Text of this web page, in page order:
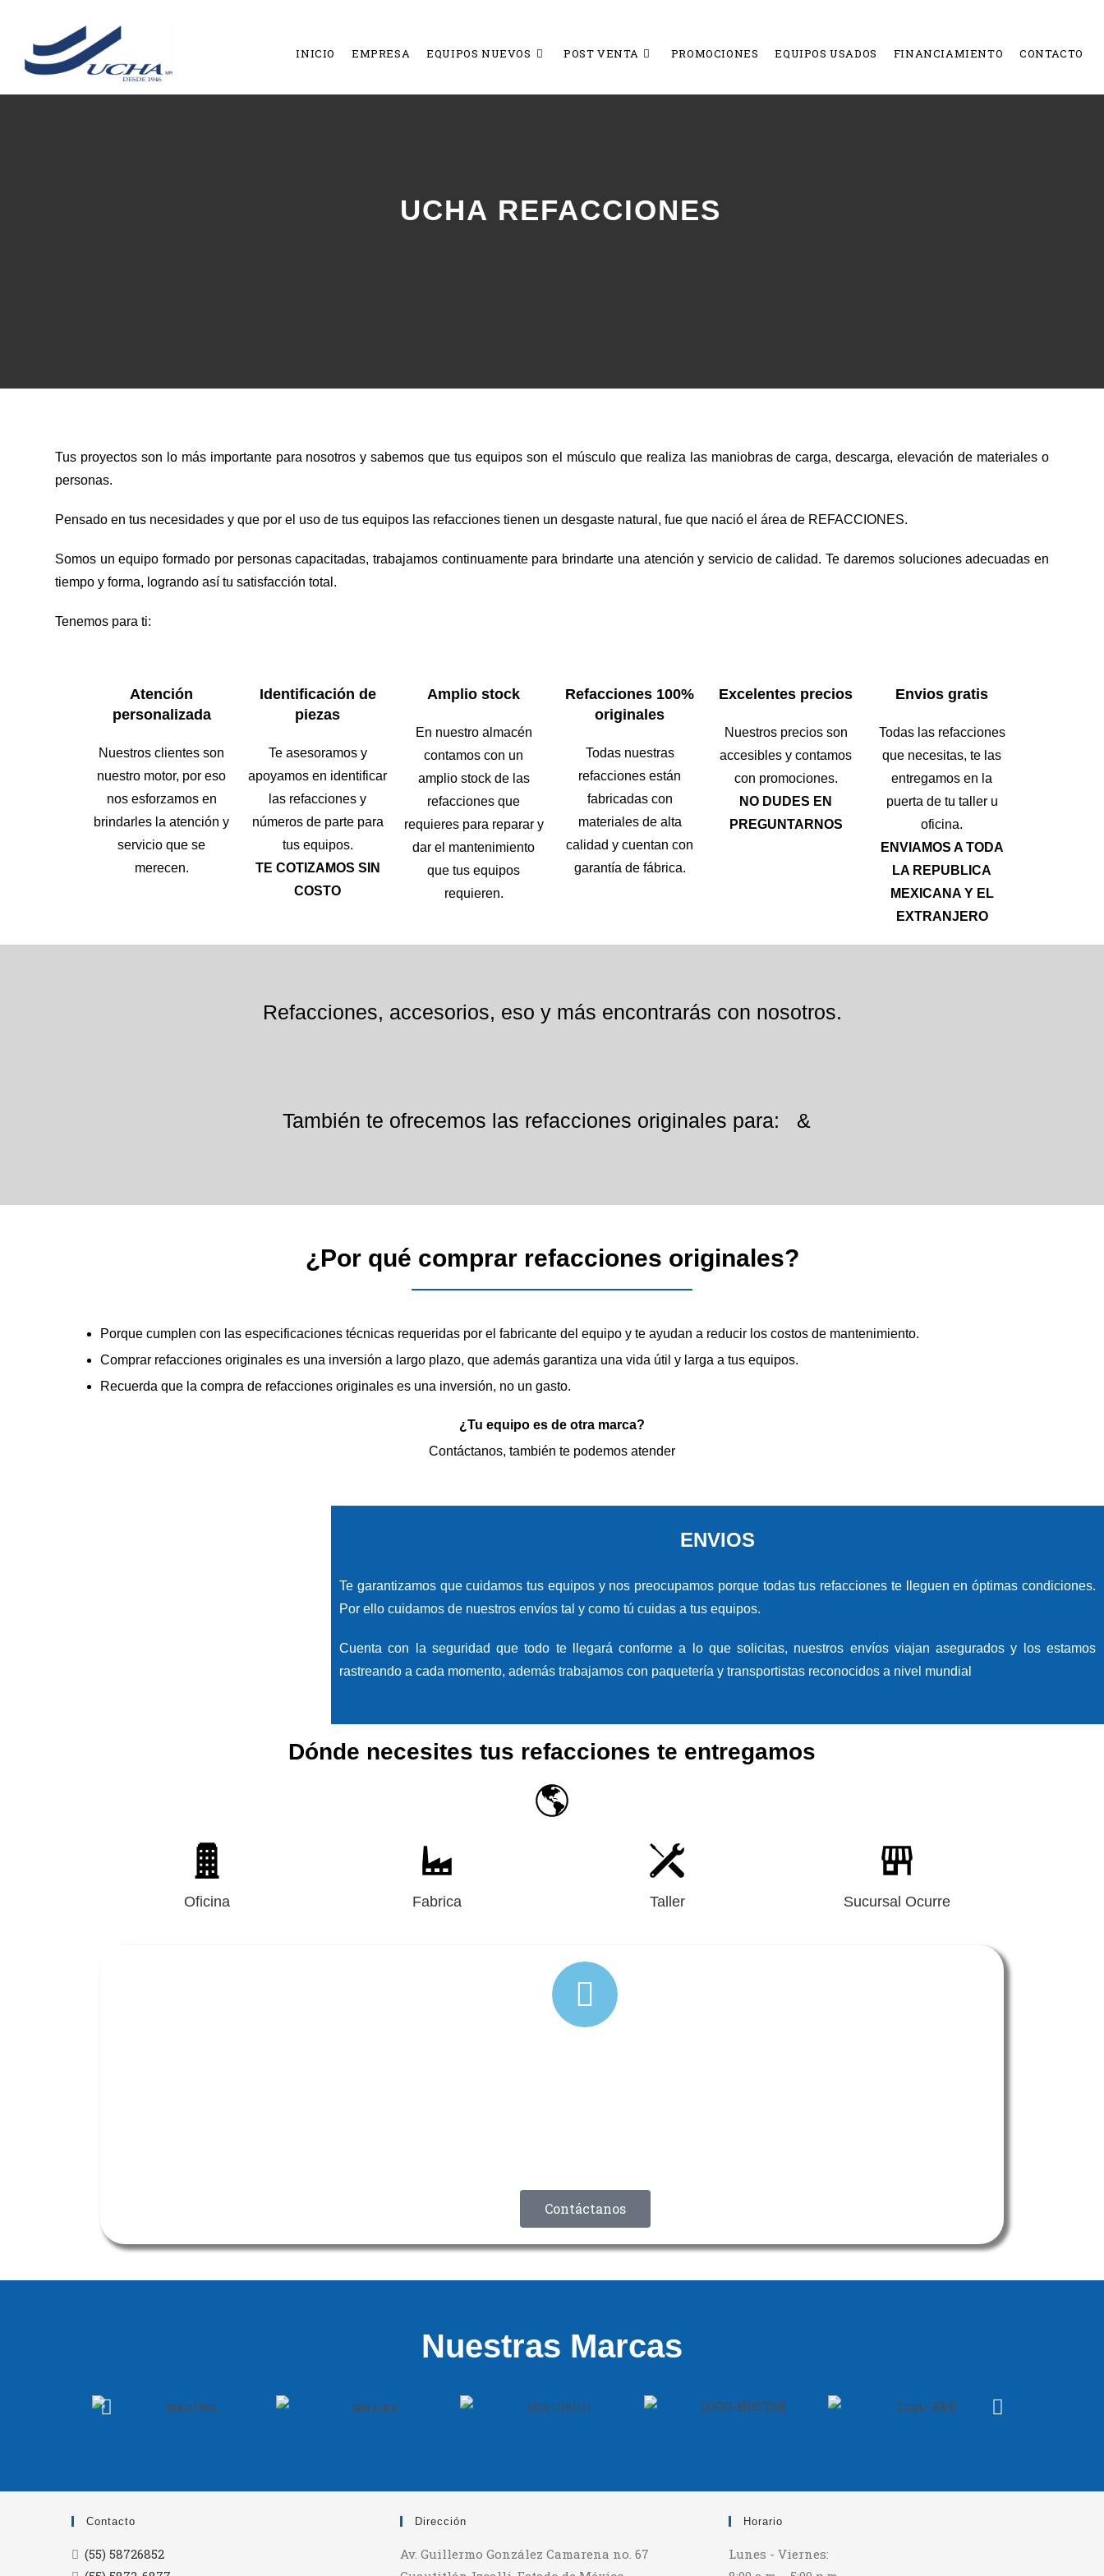
INICIO EMPRESA EQUIPOS NUEVOS POST VENTA PROMOCIONES EQUIPOS USADOS FINANCIAMIENTO CONTACTO
UCHA REFACCIONES
Tus proyectos son lo más importante para nosotros y sabemos que tus equipos son el músculo que realiza las maniobras de carga, descarga, elevación de materiales o
personas.
Pensado en tus necesidades y que por el uso de tus equipos las refacciones tienen un desgaste natural, fue que nació el área de REFACCIONES.
Somos un equipo formado por personas capacitadas, trabajamos continuamente para brindarte una atención y servicio de calidad. Te daremos soluciones adecuadas en
tiempo y forma, logrando así tu satisfacción total.
Tenemos para ti:
Atención
personalizada
Nuestros clientes son
nuestro motor, por eso
nos esforzamos en
brindarles la atención y
servicio que se
merecen.
Identificación de
piezas
Te asesoramos y
apoyamos en identificar
las refacciones y
números de parte para
tus equipos.
TE COTIZAMOS SIN
COSTO
Amplio stock
En nuestro almacén
contamos con un
amplio stock de las
refacciones que
requieres para reparar y
dar el mantenimiento
que tus equipos
requieren.
Refacciones 100%
originales
Todas nuestras
refacciones están
fabricadas con
materiales de alta
calidad y cuentan con
garantía de fábrica.
Excelentes precios
Nuestros precios son
accesibles y contamos
con promociones.
NO DUDES EN
PREGUNTARNOS
Envios gratis
Todas las refacciones
que necesitas, te las
entregamos en la
puerta de tu taller u
oficina.
ENVIAMOS A TODA
LA REPUBLICA
MEXICANA Y EL
EXTRANJERO
Refacciones, accesorios, eso y más encontrarás con nosotros.
También te ofrecemos las refacciones originales para: &
¿Por qué comprar refacciones originales?
Porque cumplen con las especificaciones técnicas requeridas por el fabricante del equipo y te ayudan a reducir los costos de mantenimiento.
Comprar refacciones originales es una inversión a largo plazo, que además garantiza una vida útil y larga a tus equipos.
Recuerda que la compra de refacciones originales es una inversión, no un gasto.
¿Tu equipo es de otra marca?
Contáctanos, también te podemos atender
ENVIOS
Te garantizamos que cuidamos tus equipos y nos preocupamos porque todas tus refacciones te lleguen en óptimas condiciones.
Por ello cuidamos de nuestros envíos tal y como tú cuidas a tus equipos.
Cuenta con la seguridad que todo te llegará conforme a lo que solicitas, nuestros envíos viajan asegurados y los estamos
rastreando a cada momento, además trabajamos con paquetería y transportistas reconocidos a nivel mundial
Dónde necesites tus refacciones te entregamos
Oficina Fabrica Taller Sucursal Ocurre
Contáctanos
Nuestras Marcas
Contacto
(55) 58726852
Dirección
Av. Guillermo González Camarena no. 67
Horario
Lunes - Viernes: